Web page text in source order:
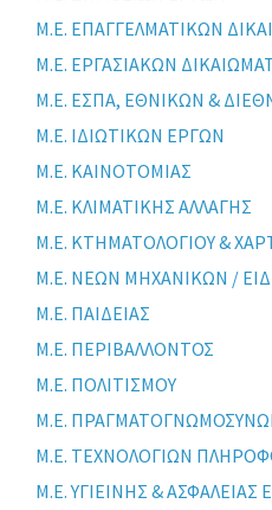
Μ.Ε. ΕΠΑΓΓΕΛΜΑΤΙΚΩΝ
Μ.Ε. ΕΡΓΑΣΙΑΚΩΝ
Μ.Ε. ΕΣΠΑ, ΕΘΝΙΚΩΝ &
Μ.Ε. ΙΔΙΩΤΙΚΩΝ ΕΡΓΩΝ
Μ.Ε. ΚΑΙΝΟΤΟΜΙΑΣ
Μ.Ε. ΚΛΙΜΑΤΙΚΗΣ ΑΛΛΑΓΗΣ
Μ.Ε. ΚΤΗΜΑΤΟΛΟΓΙΟΥ &
Μ.Ε. ΝΕΩΝ ΜΗΧΑΝΙΚΩΝ /
Μ.Ε. ΠΑΙΔΕΙΑΣ
Μ.Ε. ΠΕΡΙΒΑΛΛΟΝΤΟΣ
Μ.Ε. ΠΟΛΙΤΙΣΜΟΥ
Μ.Ε.
Μ.Ε. ΤΕΧΝΟΛΟΓΙΩΝ
Μ.Ε. ΥΓΙΕΙΝΗΣ & ΑΣΦΑΛΕΙΑΣ